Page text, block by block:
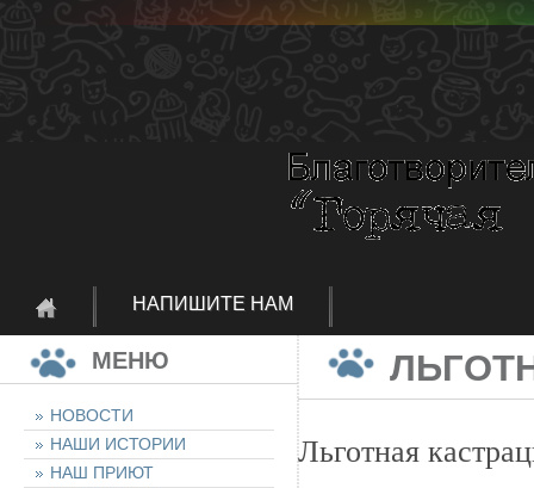
НАПИШИТЕ НАМ
МЕНЮ
НОВОСТИ
НАШИ ИСТОРИИ
НАШ ПРИЮТ
Льготная